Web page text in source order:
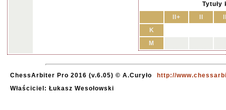
Tytuły
II+
K
M
ChessArbiter Pro 2016 (v.6.05) © A.Curyło
http://
Właściciel: Łukasz Wesołowski